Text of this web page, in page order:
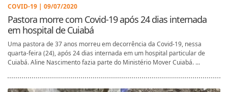
COVID-19 | 09/07/2020
Pastora morre com Covid-19 após 24 dias internada
em hospital de Cuiabá
Uma pastora de 37 anos morreu em decorrência da Covid-19, nessa
quarta-feira (24), após 24 dias internada em um hospital particular de
Cuiabá. Aline Nascimento fazia parte do Ministério Mover Cuiabá. ...